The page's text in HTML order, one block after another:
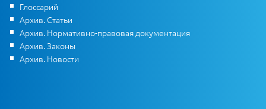
Глоссарий
Архив. Статьи
Архив. Нормативно-правовая документация
Архив. Законы
Архив. Новости